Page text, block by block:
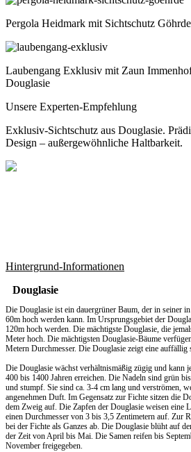
Pergola Heidmark mit Sichtschutz
Laubengang Exklusiv mit Zaun
Douglasie
Unsere Experten-Empfehlung
Exklusiv-Sichtschutz aus Douglasie.
Design – außergewöhnliche Haltbarkeit.
Hintergrund-Informationen
Douglasie
Die Douglasie ist ein dauergrüner Baum, der in seiner
60m hoch werden kann. Im Ursprungsgebiet der
120m hoch werden. Die mächtigste Douglasie, die
Meter hoch. Die mächtigsten Douglasie-Bäume
Metern Durchmesser. Die Douglasie zeigt eine
Die Douglasie wächst verhältnismäßig zügig und kann
400 bis 1400 Jahren erreichen. Die Nadeln sind grün
und stumpf. Sie sind ca. 3-4 cm lang und verströmen,
angenehmen Duft. Im Gegensatz zur Fichte sitzen die
dem Zweig auf. Die Zapfen der Douglasie weisen eine
einen Durchmesser von 3 bis 3,5 Zentimetern auf. Zur
bei der Fichte als Ganzes ab. Die Douglasie blüht auf
der Zeit von April bis Mai. Die Samen reifen bis
November freigegeben.